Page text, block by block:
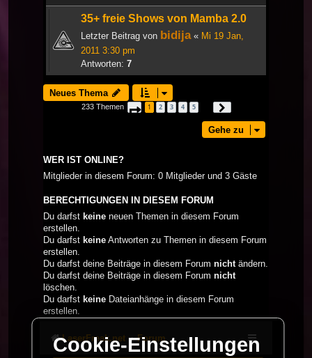
35+ freie Shows von Mamba 2.0
Letzter Beitrag von bidija« Mi 19 Jan,
2011 3:30 pm
Antworten: 7
Neues Thema
233 Themen Seite 1von
1 2 3 4 5
Gehe zu
WER IST ONLINE?
Mitglieder in diesem Forum: 0 Mitglieder und 3 Gäste
BERECHTIGUNGEN IN DIESEM FORUM
Du darfst keine neuen Themen in diesem Forum
erstellen.
Du darfst keine Antworten zu Themen in diesem Forum
erstellen.
Du darfst deine Beiträge in diesem Forum nicht ändern.
Du darfst deine Beiträge in diesem Forum nicht
löschen.
Du darfst keine Dateianhänge in diesem Forum
erstellen.
LaserFreak.net Forum
Cookie-Einstellungen